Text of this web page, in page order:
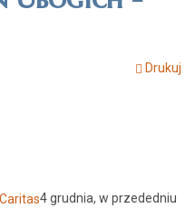
Drukuj
4 grudnia, w przededniu